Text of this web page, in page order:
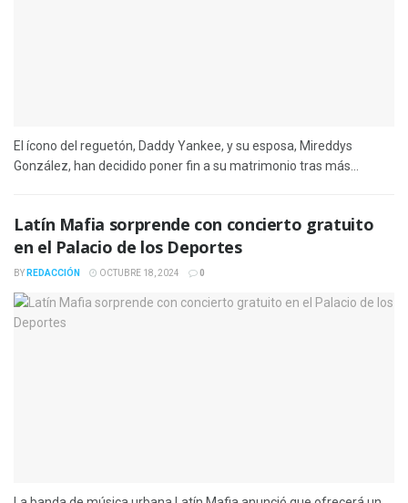
El ícono del reguetón, Daddy Yankee, y su esposa, Mireddys
González, han decidido poner fin a su matrimonio tras más...
Latín Mafia sorprende con concierto gratuito
en el Palacio de los Deportes
BY REDACCIÓN OCTUBRE 18, 2024 0